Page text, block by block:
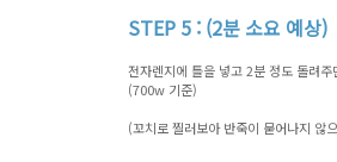
STEP5 : (2분 소요 예상)
전자렌지에 틀을 넣고 2분 정도 돌려주
(700w 기준)
(꼬치로 찔러보아 반죽이 묻어나지 않